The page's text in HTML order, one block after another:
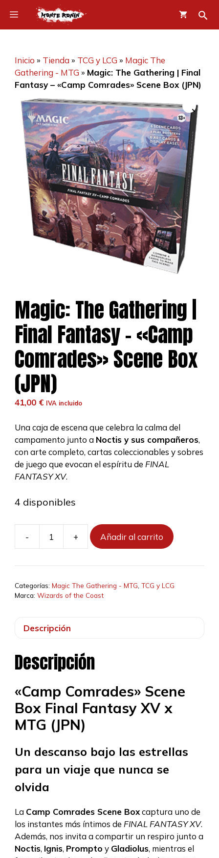
contenido
Menú
Inicio » Tienda» TCG y LCG » Magic The
Gathering - MTG » Magic: The Gathering | Final
Fantasy – «Camp Comrades» Scene Box (JPN)
Magic: The Gathering |
Final Fantasy – «Camp
Comrades» Scene Box
(JPN)
41,00 € IVA incluido
Una caja de escena que celebra la calma del
campamento junto a Noctis y sus compañeros,
con arte completo, cartas coleccionables y sobres
de juego que evocan el espíritu de FINAL
FANTASY XV.
4 disponibles
-
Magic:
Gathering
Final
cantidad
+ Añadir al carrito
Categorías: Magic The Gathering - MTG TCG y LCG
Marca: Wizards of the Coast
Descripción
Descripción
«Camp Comrades» Scene
Box Final Fantasy XV x
MTG (JPN)
Un descanso bajo las estrellas
para un viaje que nunca se
olvida
La Camp Comrades Scene Boxcaptura uno de
los instantes más íntimos de FINAL FANTASY XV.
Además, nos invita a compartir un respiro junto a
Noctis, Ignis, Prompto y Gladiolus, mientras el